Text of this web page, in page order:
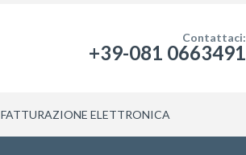
Contattaci:
+39-081 0663491
FATTURAZIONE ELETTRONICA